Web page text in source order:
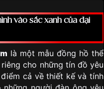
vào sắc xanh của đại
là một mẫu đồng hồ thể
cho những tín đồ yêu
cả về thiết kế và tính